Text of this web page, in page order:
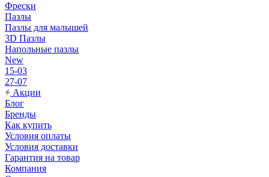
Фрески
Пазлы
Пазлы для малышей
3D Пазлы
Напольные пазлы
New
15-03
27-07
Акции
Блог
Бренды
Как купить
Условия оплаты
Условия доставки
Гарантия на товар
Компания